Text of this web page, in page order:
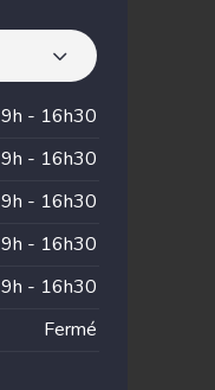
9h - 16h30
9h - 16h30
9h - 16h30
9h - 16h30
9h - 16h30
Fermé